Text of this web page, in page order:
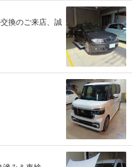
換のご来店、誠